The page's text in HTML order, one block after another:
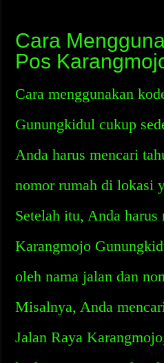
Cara
Pos
Cara menggunakan
Gunungkidul cukup
Anda harus mencari
nomor rumah di lokasi
Setelah itu, Anda
Karangmojo
oleh nama jalan dan
Misalnya, Anda
Jalan Raya